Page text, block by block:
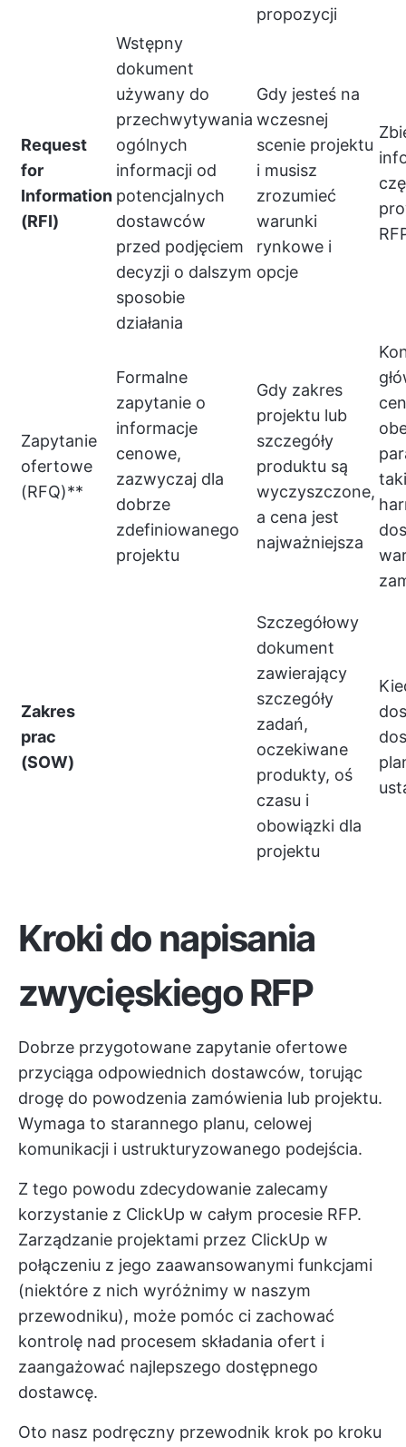
propozycji
Request
for
Information
(RFI)
Wstępny
dokument
używany do
przechwytywania
ogólnych
informacji od
potencjalnych
dostawców
przed podjęciem
decyzji o dalszym
sposobie
działania
Gdy jesteś na
wczesnej
scenie projektu
i musisz
zrozumieć
warunki
rynkowe i
opcje
Zapytanie
ofertowe
(RFQ)**
Formalne
zapytanie o
informacje
cenowe,
zazwyczaj dla
dobrze
zdefiniowanego
projektu
Gdy zakres
projektu lub
szczegóły
produktu są
wyczyszczone,
a cena jest
najważniejsza
Zakres
prac
(SOW)
Szczegółowy
dokument
zawierający
szczegóły
zadań,
oczekiwane
produkty, oś
czasu i
obowiązki dla
projektu
Kroki do napisania
zwycięskiego RFP
Dobrze przygotowane zapytanie ofertowe
przyciąga odpowiednich dostawców, torując
drogę do powodzenia zamówienia lub projektu.
Wymaga to starannego planu, celowej
komunikacji i ustrukturyzowanego podejścia.
Z tego powodu zdecydowanie zalecamy
korzystanie z ClickUp w całym procesie RFP.
Zarządzanie projektami przez ClickUp w
połączeniu z jego zaawansowanymi funkcjami
(niektóre z nich wyróżnimy w naszym
przewodniku), może pomóc ci zachować
kontrolę nad procesem składania ofert i
zaangażować najlepszego dostępnego
dostawcę.
Oto nasz podręczny przewodnik krok po kroku